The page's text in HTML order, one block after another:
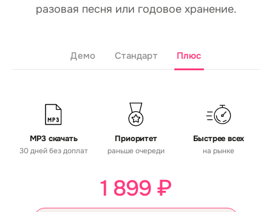
разовая песня или годовое хранение.
Демо Стандарт Плюс
MP3 скачать
30 дней без доплат
Приоритет
раньше очереди
Быстрее всех
на рынке
1 899 ₽